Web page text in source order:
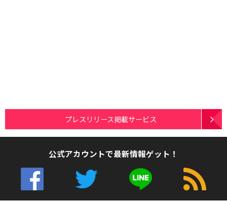
プレスリリース掲載サービス
公式アカウントで最新情報ゲット！